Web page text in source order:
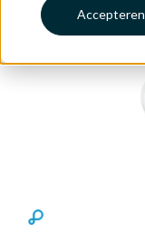
Accepteren